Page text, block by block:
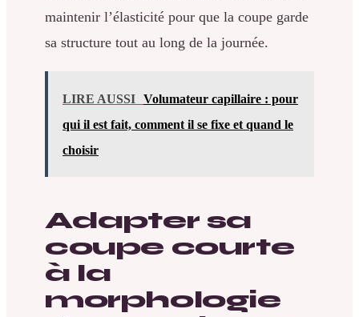
maintenir l’élasticité pour que la coupe garde
sa structure tout au long de la journée.
LIRE AUSSI Volumateur capillaire : pour
qui il est fait, comment il se fixe et quand le
choisir
Adapter sa
coupe courte
à la
morphologie